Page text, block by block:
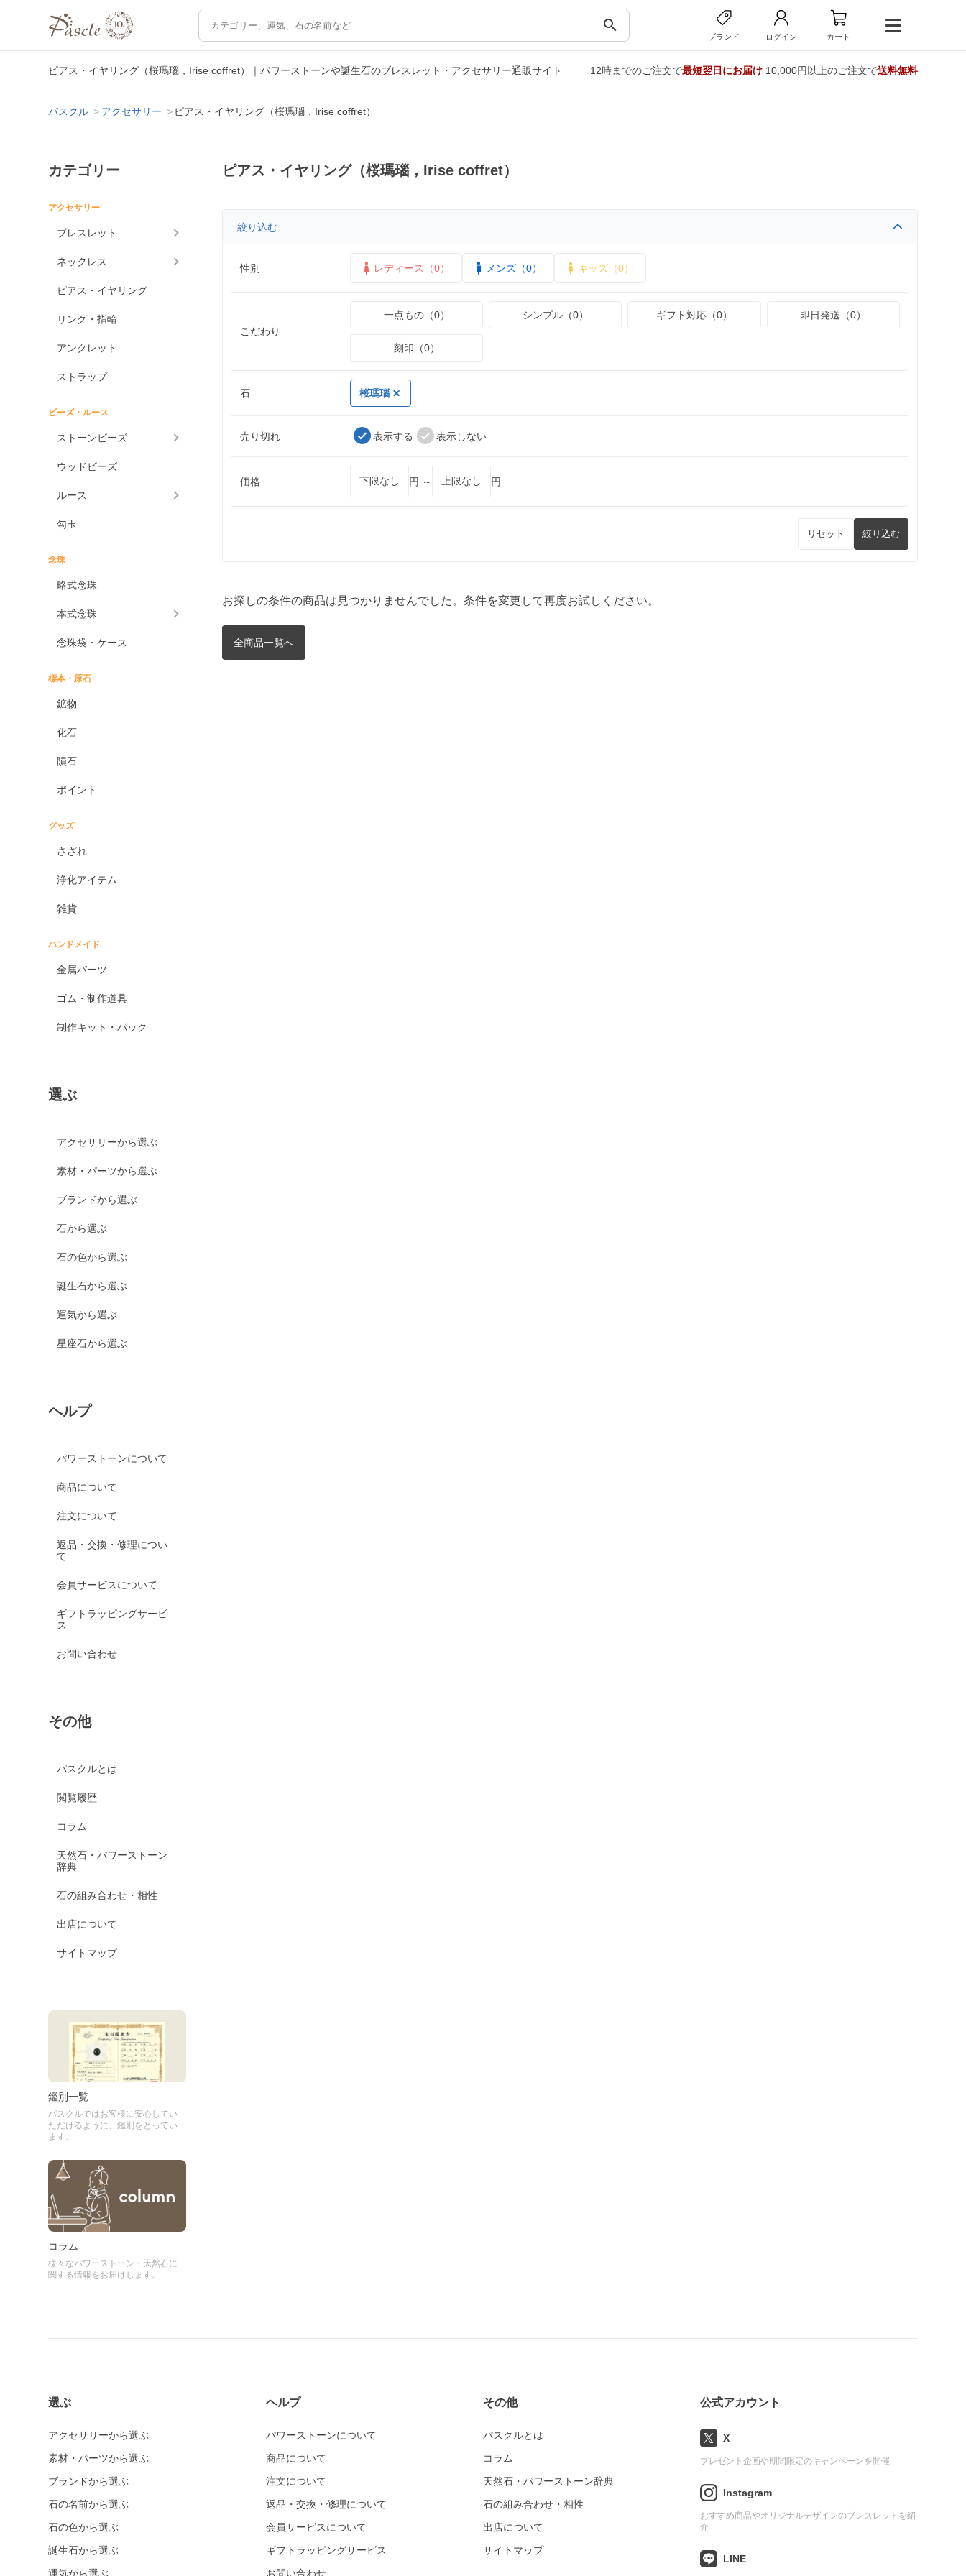
search
ブランド ログイン カート
ピアス・イヤリング（桜瑪瑙，Irise coffret）｜パワーストーンや誕生石のブレスレット・アクセサリー通販サイト 12時までのご注文で最短翌日にお届け10,000円以上のご注文で送料無料
パスクル アクセサリー ピアス・イヤリング（桜瑪瑙，Irise coffret）
カテゴリー
アクセサリー
ブレスレット
ネックレス
ピアス・イヤリング
リング・指輪
アンクレット
ストラップ
ビーズ・ルース
ストーンビーズ
ウッドビーズ
ルース
勾玉
念珠
略式念珠
本式念珠
念珠袋・ケース
標本・原石
鉱物
化石
隕石
ポイント
グッズ
さざれ
浄化アイテム
雑貨
ハンドメイド
金属パーツ
ゴム・制作道具
制作キット・パック
選ぶ
アクセサリーから選ぶ
素材・パーツから選ぶ
ブランドから選ぶ
石から選ぶ
石の色から選ぶ
誕生石から選ぶ
運気から選ぶ
星座石から選ぶ
ヘルプ
パワーストーンについて
商品について
注文について
返品・交換・修理につい
て
会員サービスについて
ギフトラッピングサービ
ス
お問い合わせ
その他
パスクルとは
閲覧履歴
コラム
天然石・パワーストーン
辞典
石の組み合わせ・相性
出店について
サイトマップ
鑑別一覧
パスクルではお客様に安心してい
ただけるように、鑑別をとってい
ます。
コラム
様々なパワーストーン・天然石に
関する情報をお届けします。
ピアス・イヤリング（桜瑪瑙，Irise coffret）
絞り込む
性別 レディース（0） メンズ（0） キッズ（0）
こだわり
一点もの（0） シンプル（0） ギフト対応（0） 即日発送（0）
刻印（0）
石 桜瑪瑙
売り切れ 表示する 表示しない
価格 円 ～ 円
リセット 絞り込む
お探しの条件の商品は見つかりませんでした。条件を変更して再度お試しください。
全商品一覧へ
選ぶ
アクセサリーから選ぶ
素材・パーツから選ぶ
ブランドから選ぶ
石の名前から選ぶ
石の色から選ぶ
誕生石から選ぶ
運気から選ぶ
ヘルプ
パワーストーンについて
商品について
注文について
返品・交換・修理について
会員サービスについて
ギフトラッピングサービス
お問い合わせ
その他
パスクルとは
コラム
天然石・パワーストーン辞典
石の組み合わせ・相性
出店について
サイトマップ
公式アカウント
X
プレゼント企画や期間限定のキャンペーンを開催
Instagram
おすすめ商品やオリジナルデザインのブレスレットを紹
介
LINE